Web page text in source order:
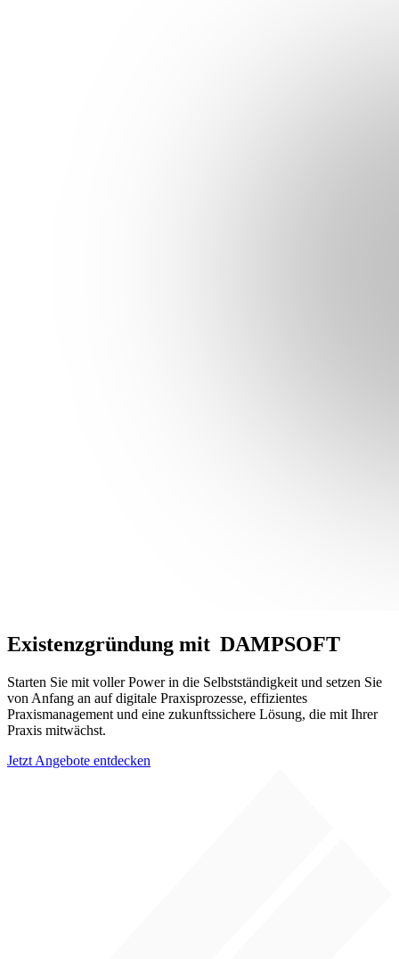
Existenzgründung mit DAMPSOFT
Starten Sie mit voller Power in die Selbstständigkeit und setzen Sie
von Anfang an auf digitale Praxisprozesse, effizientes
Praxismanagement und eine zukunftssichere Lösung, die mit Ihrer
Praxis mitwächst.
Jetzt Angebote entdecken